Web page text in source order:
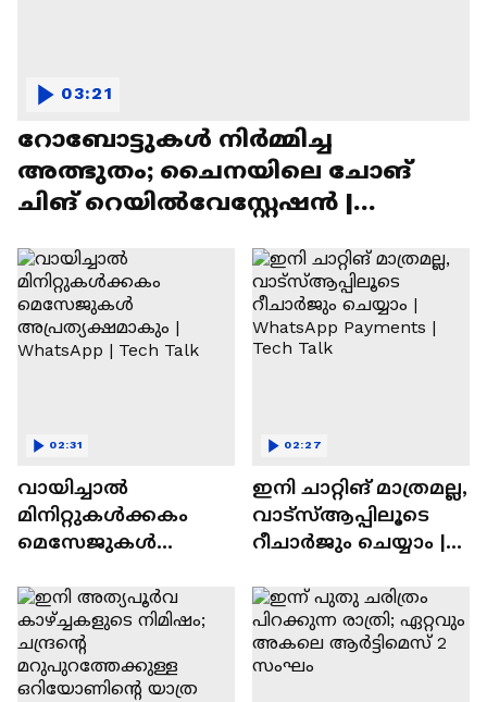
റോബോട്ടുകൾ നിർമ്മിച്ച
അത്ഭുതം; ചൈനയിലെ ചോങ്
ചിങ് റെയിൽവേസ്റ്റേഷൻ |
03:21
വായിച്ചാൽ
മിനിറ്റുകൾക്കകം
മെസേജുകള്‍
WhatsApp | Tech Talk
02:31
ഇനി ചാറ്റിങ് മാത്രമല്ല,
വാട്‌സ്‌ആപ്പിലൂടെ
റീചാർജും ചെയ്യാം |
Tech Talk
02:27